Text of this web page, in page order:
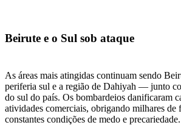
Beirute e o Sul sob ataque
As áreas mais atingidas continuam sendo
periferia sul e a região de Dahiyah — junto
do sul do país. Os bombardeios danificaram
atividades comerciais, obrigando milhares de
constantes condições de medo e precariedade.